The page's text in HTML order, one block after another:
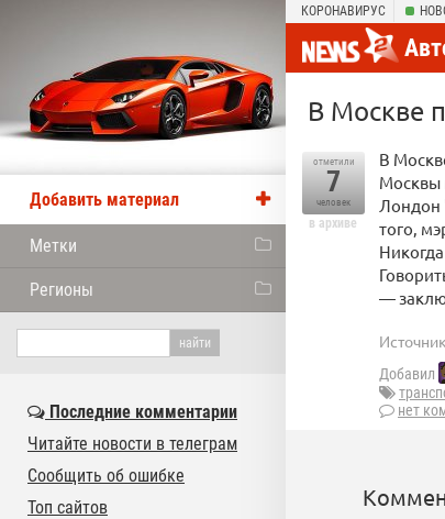
КОРОНАВИРУС
В Москве
отметили
7
человек
в архиве
В
Москвы
Лондон
того,
—
Добавил
нет
Добавить материал
Метки
Регионы
Последние комментарии
Читайте новости в телеграм
Сообщить об ошибке
Топ сайтов